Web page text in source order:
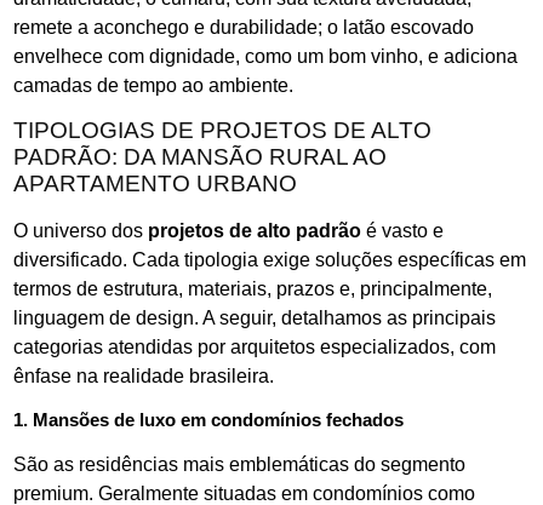
remete a aconchego e durabilidade; o latão escovado
envelhece com dignidade, como um bom vinho, e adiciona
camadas de tempo ao ambiente.
TIPOLOGIAS DE PROJETOS DE ALTO
PADRÃO: DA MANSÃO RURAL AO
APARTAMENTO URBANO
O universo dos projetos de alto padrão é vasto e
diversificado. Cada tipologia exige soluções específicas em
termos de estrutura, materiais, prazos e, principalmente,
linguagem de design. A seguir, detalhamos as principais
categorias atendidas por arquitetos especializados, com
ênfase na realidade brasileira.
1. Mansões de luxo em condomínios fechados
São as residências mais emblemáticas do segmento
premium. Geralmente situadas em condomínios como